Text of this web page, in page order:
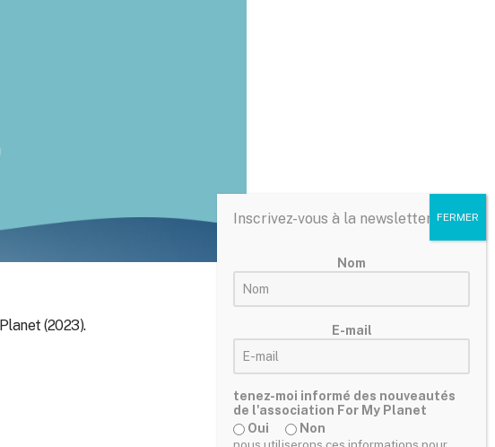
(2023).
Inscrivez-vous à la newsletter :
Nom
E-mail
tenez-moi informé des nouveautés
de l'association For My Planet
Oui
Non